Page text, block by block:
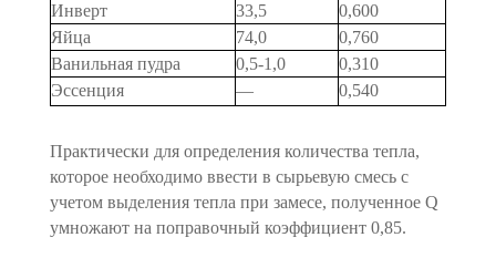
Инверт
33,5
0,600
Яйца
74,0
0,760
Ванильная пудра
0,5-1,0
0,310
Эссенция
— 0,540
Практически для определения количества тепла,
которое не­обходимо ввести в сырьевую смесь с
учетом выделения тепла при замесе, полученное Q
умножают на поправочный коэффициент 0,85.